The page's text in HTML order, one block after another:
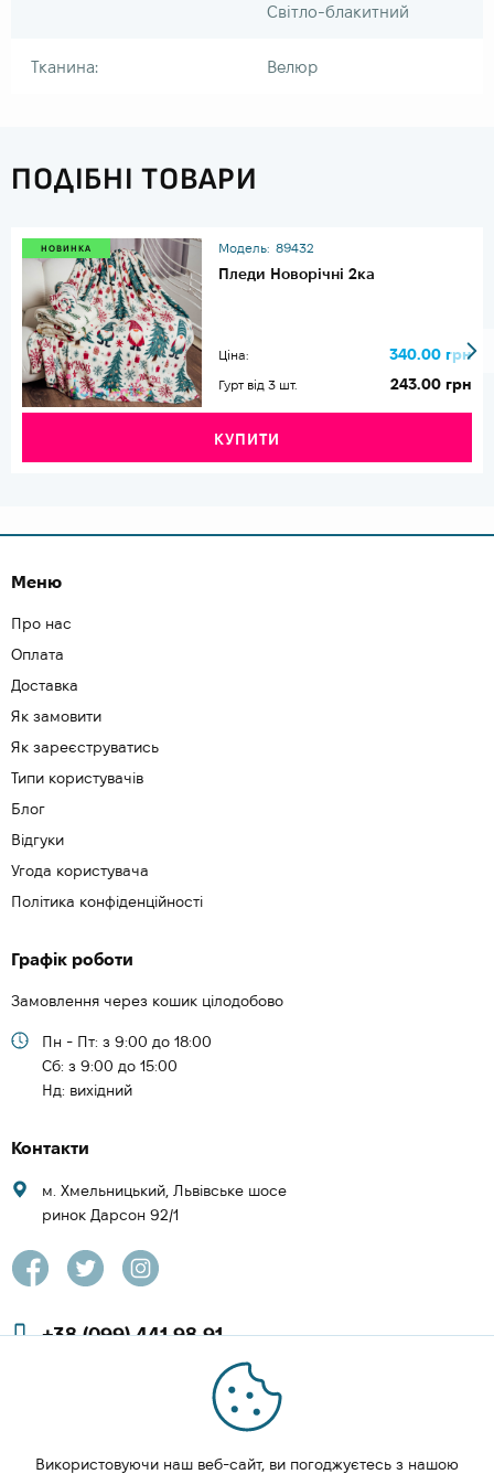
Світло-блакитний
Тканина: Велюр
ПОДІБНІ ТОВАРИ
НОВИНКА Модель: 89432
Пледи Новорічні 2ка
Ціна: 340.00 грн
Гурт від 3 шт. 243.00 грн
КУПИТИ
Меню
Про нас
Оплата
Доставка
Як замовити
Як зареєструватись
Типи користувачів
Блог
Відгуки
Угода користувача
Політика конфіденційності
Графік роботи
Замовлення через кошик цілодобово
Пн - Пт: з 9:00 до 18:00
Cб: з 9:00 до 15:00
Нд: вихідний
Контакти
м. Хмельницький, Львівське шосе
ринок Дарсон 92/1
+38 (099) 441 98 91
+38 (097) 423 08 00
zachesa86@gmail.com
Використовуючи наш веб-сайт, ви погоджуєтесь з нашою